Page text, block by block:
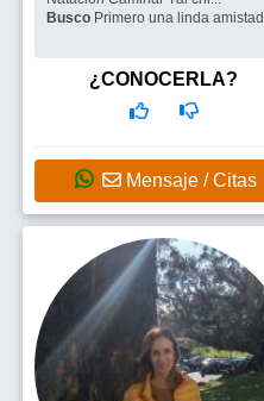
Busco Primero una linda amistad
¿CONOCERLA?
Mensaje / Citas